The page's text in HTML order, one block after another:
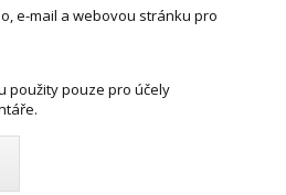
e-mail a webovou stránku pro
použity pouze pro účely